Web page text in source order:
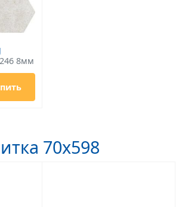
8мм
70x598